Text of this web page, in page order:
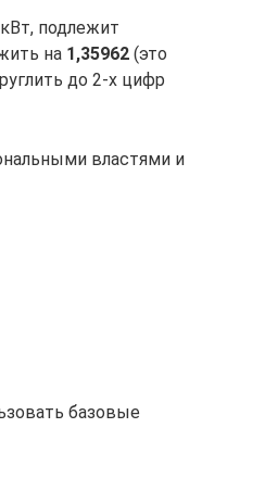
подлежит
на 1,35962 (это
до 2-х цифр
властями и
базовые